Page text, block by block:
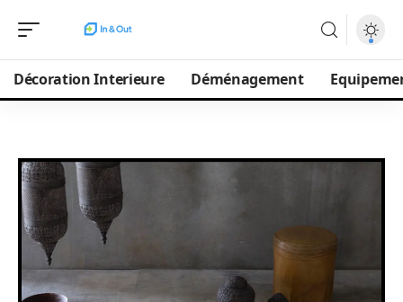
Décoration Interieure Déménagement